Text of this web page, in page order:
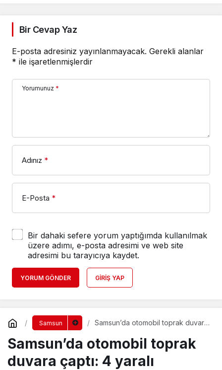
Bir Cevap Yaz
E-posta adresiniz yayınlanmayacak. Gerekli alanlar
* ile işaretlenmişlerdir
Yorumunuz *
Adınız *
E-Posta *
Bir dahaki sefere yorum yaptığımda kullanılmak
üzere adımı, e-posta adresimi ve web site
adresimi bu tarayıcıya kaydet.
YORUM GÖNDER GIRIŞ YAP
Samsun
Samsun’da otomobil toprak duvara
Samsun’da otomobil toprak
duvara çaptı: 4 yaralı